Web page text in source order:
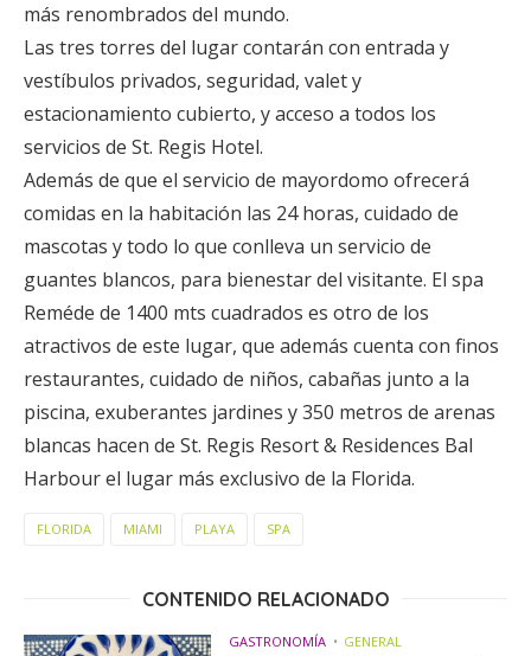
más renombrados del mundo.
Las tres torres del lugar contarán con entrada y
vestíbulos privados, seguridad, valet y
estacionamiento cubierto, y acceso a todos los
servicios de St. Regis Hotel.
Además de que el servicio de mayordomo ofrecerá
comidas en la habitación las 24 horas, cuidado de
mascotas y todo lo que conlleva un servicio de
guantes blancos, para bienestar del visitante. El spa
Reméde de 1400 mts cuadrados es otro de los
atractivos de este lugar, que además cuenta con finos
restaurantes, cuidado de niños, cabañas junto a la
piscina, exuberantes jardines y 350 metros de arenas
blancas hacen de St. Regis Resort & Residences Bal
Harbour el lugar más exclusivo de la Florida.
FLORIDA MIAMI PLAYA SPA
CONTENIDO RELACIONADO
GASTRONOMÍA GENERAL